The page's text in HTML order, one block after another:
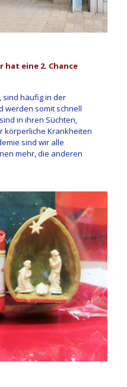
hat eine 2. Chance
sind häufig in der
werden somit schnell
in ihren Süchten,
körperliche Krankheiten
sind wir alle
mehr, die anderen